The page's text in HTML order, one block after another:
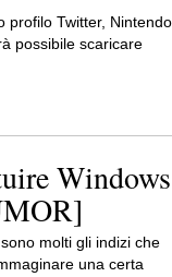
profilo Twitter, Nintendo
possibile scaricare
Windows
molti gli indizi che
una certa